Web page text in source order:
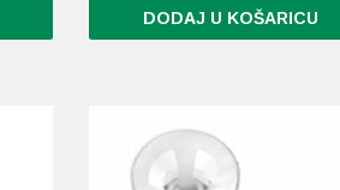
DODAJ U KOŠARICU